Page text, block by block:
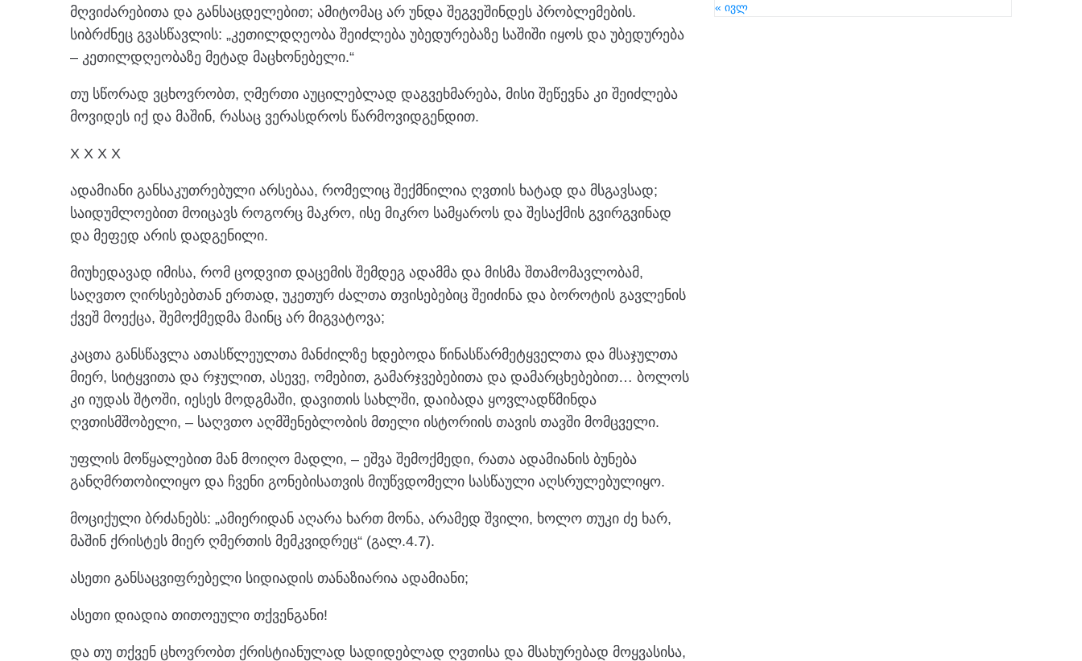
მღვიძარებითა და განსაცდელებით; ამიტომაც არ უნდა შეგვეშინდეს პრობლემების.
სიბრძნეც გვასწავლის: „კეთილდღეობა შეიძლება უბედურებაზე საშიში იყოს და უბედურება
– კეთილდღეობაზე მეტად მაცხონებელი.“
თუ სწორად ვცხოვრობთ, ღმერთი აუცილებლად დაგვეხმარება, მისი შეწევნა კი შეიძლება
მოვიდეს იქ და მაშინ, რასაც ვერასდროს წარმოვიდგენდით.
X X X X
ადამიანი განსაკუთრებული არსებაა, რომელიც შექმნილია ღვთის ხატად და მსგავსად;
საიდუმლოებით მოიცავს როგორც მაკრო, ისე მიკრო სამყაროს და შესაქმის გვირგვინად
და მეფედ არის დადგენილი.
მიუხედავად იმისა, რომ ცოდვით დაცემის შემდეგ ადამმა და მისმა შთამომავლობამ,
საღვთო ღირსებებთან ერთად, უკეთურ ძალთა თვისებებიც შეიძინა და ბოროტის გავლენის
ქვეშ მოექცა, შემოქმედმა მაინც არ მიგვატოვა;
კაცთა განსწავლა ათასწლეულთა მანძილზე ხდებოდა წინასწარმეტყველთა და მსაჯულთა
მიერ, სიტყვითა და რჯულით, ასევე, ომებით, გამარჯვებებითა და დამარცხებებით… ბოლოს
კი იუდას შტოში, იესეს მოდგმაში, დავითის სახლში, დაიბადა ყოვლადწმინდა
ღვთისმშობელი, – საღვთო აღმშენებლობის მთელი ისტორიის თავის თავში მომცველი.
უფლის მოწყალებით მან მოიღო მადლი, – ეშვა შემოქმედი, რათა ადამიანის ბუნება
განღმრთობილიყო და ჩვენი გონებისათვის მიუწვდომელი სასწაული აღსრულებულიყო.
მოციქული ბრძანებს: „ამიერიდან აღარა ხართ მონა, არამედ შვილი, ხოლო თუკი ძე ხარ,
მაშინ ქრისტეს მიერ ღმერთის მემკვიდრეც“ (გალ.4.7).
ასეთი განსაცვიფრებელი სიდიადის თანაზიარია ადამიანი;
ასეთი დიადია თითოეული თქვენგანი!
და თუ თქვენ ცხოვრობთ ქრისტიანულად სადიდებლად ღვთისა და მსახურებად მოყვასისა,
« ივლ